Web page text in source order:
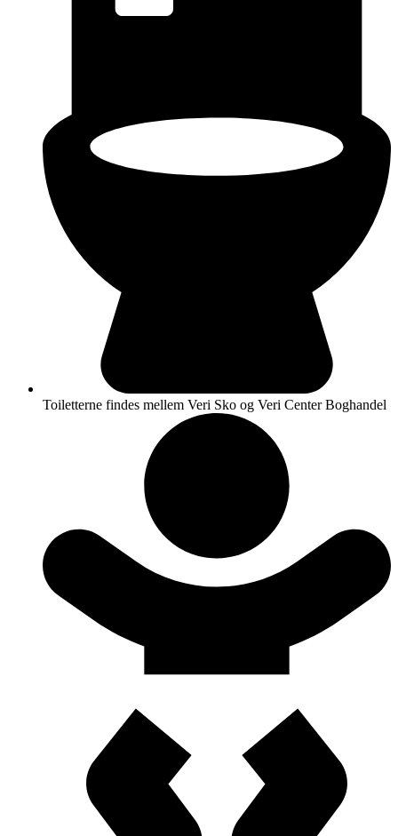
Toiletterne findes mellem Veri Sko og Veri Center Boghandel